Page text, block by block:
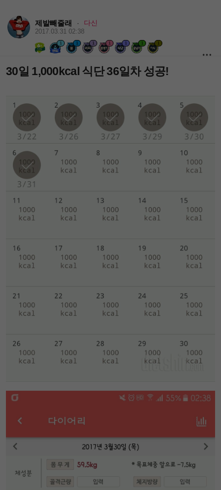
제발빼줄래 · 다신
2017.03.31 02:38
1 1 1 1 1 1 1
30일 1,000kcal 식단 36일차 성공!